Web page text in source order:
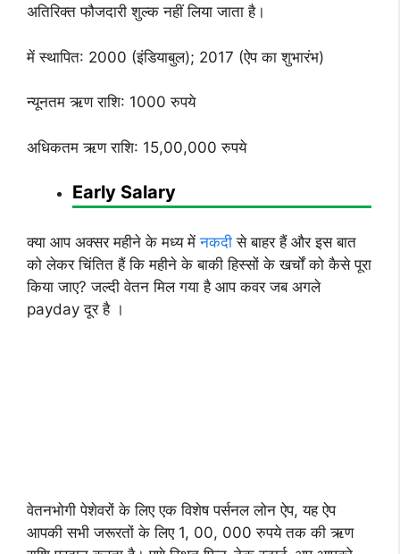
अतिरिक्त फौजदारी शुल्क नहीं लिया जाता है।
में स्थापित: 2000 (इंडियाबुल); 2017 (ऐप का शुभारंभ)
न्यूनतम ऋण राशि: 1000 रुपये
अधिकतम ऋण राशि: 15,00,000 रुपये
Early Salary
क्या आप अक्सर महीने के मध्य मेंनकदी से बाहर हैं और इस बात
को लेकर चिंतित हैं कि महीने के बाकी हिस्सों के खर्चों को कैसे पूरा
किया जाए? जल्दी वेतन मिल गया है आप कवर जब अगले
payday दूर है ।
वेतनभोगी पेशेवरों के लिए एक विशेष पर्सनल लोन ऐप, यह ऐप
आपकी सभी जरूरतों के लिए 1, 00, 000 रुपये तक की ऋण